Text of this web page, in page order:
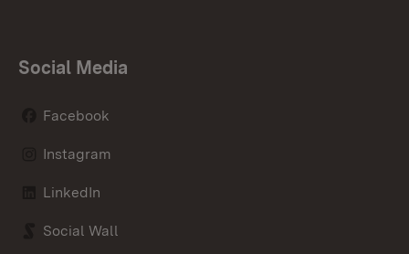
Social Media
Facebook
Instagram
LinkedIn
Social Wall